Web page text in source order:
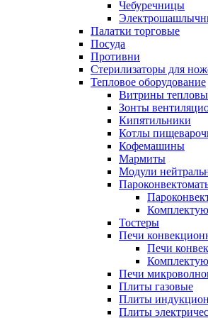
Чебуречницы
Палатки торговые
Посуда
Противни
Стерилизаторы для
Тепловое оборудование
Витрины
Зонты
Кипятильники
Котлы
Кофемашины
Мармиты
Модули
Тостеры
Печи
Печи
Печи
Плиты газовые
Плиты
Плиты